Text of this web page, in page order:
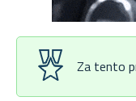
Za tento